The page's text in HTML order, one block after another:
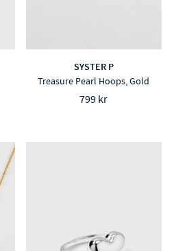
SYSTER P
Treasure Pearl Hoops, Gold
799 kr